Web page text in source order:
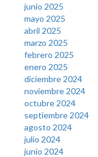
junio 2025
mayo 2025
abril 2025
marzo 2025
febrero 2025
enero 2025
diciembre 2024
noviembre 2024
octubre 2024
septiembre 2024
agosto 2024
julio 2024
junio 2024